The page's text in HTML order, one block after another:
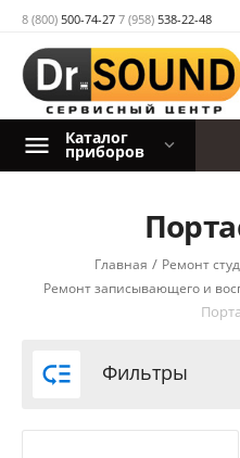
8 (800) 500-74-27 7 (958) 538-22-48
Каталог
приборов
Главная / Ремонт
Ремонт записывающего и
 Фильтры